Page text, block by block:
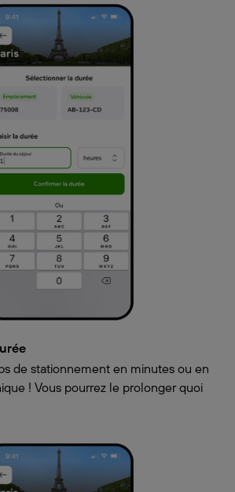
de stationnement en minutes ou en
! Vous pourrez le prolonger quoi